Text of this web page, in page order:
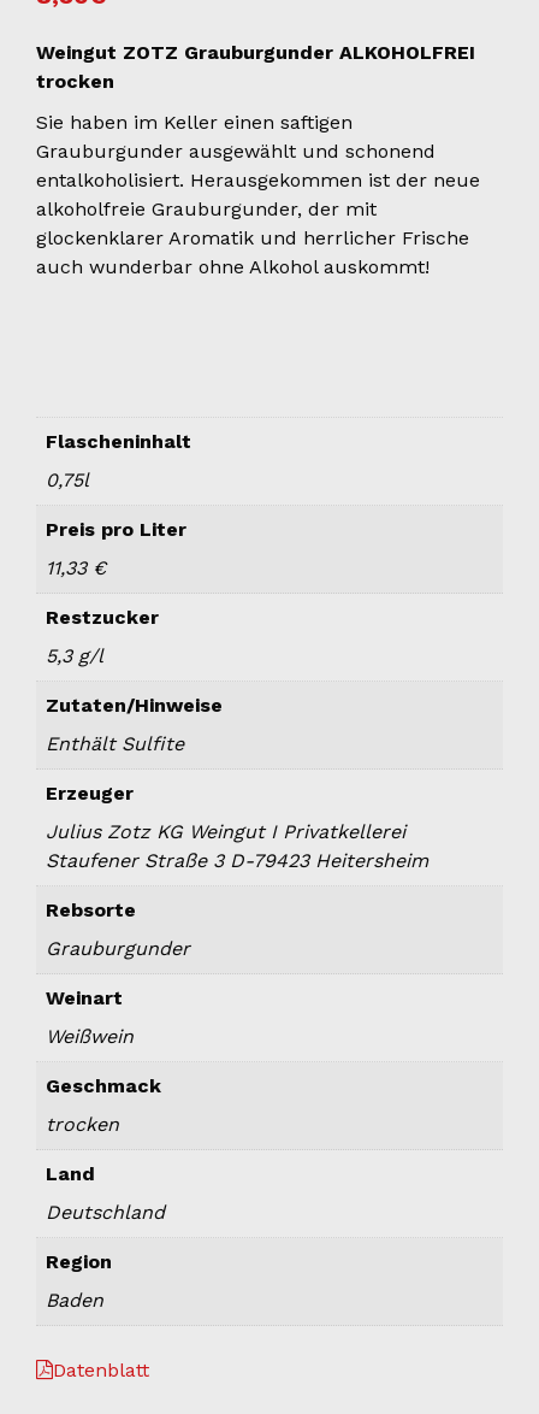
Weingut ZOTZ Grauburgunder ALKOHOLFREI
trocken
Sie haben im Keller einen saftigen
Grauburgunder ausgewählt und schonend
entalkoholisiert. Herausgekommen ist der neue
alkoholfreie Grauburgunder, der mit
glockenklarer Aromatik und herrlicher Frische
auch wunderbar ohne Alkohol auskommt!
Flascheninhalt
0,75l
Preis pro Liter
11,33 €
Restzucker
5,3 g/l
Zutaten/Hinweise
Enthält Sulfite
Erzeuger
Julius Zotz KG Weingut I Privatkellerei
Staufener Straße 3 D-79423 Heitersheim
Rebsorte
Grauburgunder
Weinart
Weißwein
Geschmack
trocken
Land
Deutschland
Region
Baden
Datenblatt